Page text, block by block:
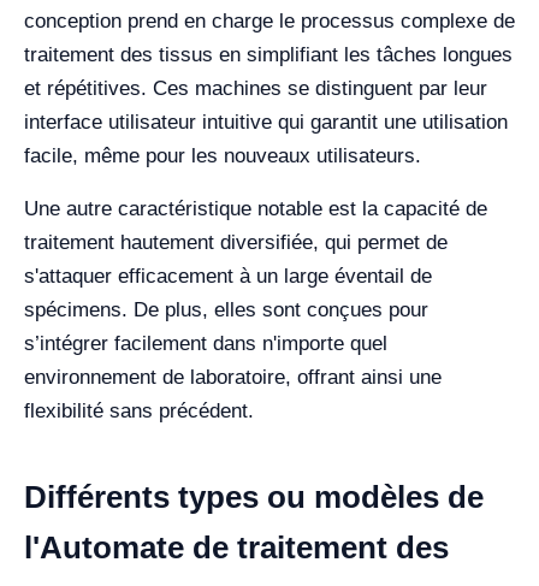
conception prend en charge le processus complexe de
traitement des tissus en simplifiant les tâches longues
et répétitives. Ces machines se distinguent par leur
interface utilisateur intuitive qui garantit une utilisation
facile, même pour les nouveaux utilisateurs.
Une autre caractéristique notable est la capacité de
traitement hautement diversifiée, qui permet de
s'attaquer efficacement à un large éventail de
spécimens. De plus, elles sont conçues pour
s’intégrer facilement dans n'importe quel
environnement de laboratoire, offrant ainsi une
flexibilité sans précédent.
Différents types ou modèles de
l'Automate de traitement des